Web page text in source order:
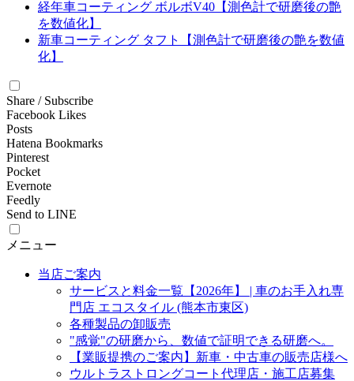
経年車コーティング ボルボV40【測色計で研磨後の艶
を数値化】
新車コーティング タフト【測色計で研磨後の艶を数値
化】
Share / Subscribe
Facebook Likes
Posts
Hatena Bookmarks
Pinterest
Pocket
Evernote
Feedly
Send to LINE
メニュー
当店ご案内
サービスと料金一覧【2026年】 | 車のお手入れ専
門店 エコスタイル (熊本市東区)
各種製品の卸販売
"感覚"の研磨から、数値で証明できる研磨へ。
【業販提携のご案内】新車・中古車の販売店様へ
ウルトラストロングコート代理店・施工店募集